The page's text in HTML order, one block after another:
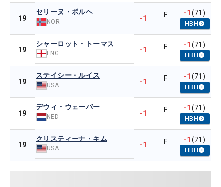
19
セリーヌ・ボルヘ
NOR -1 F -1(71)
HBH
19
シャーロット・トーマス
ENG -1 F -1(71)
HBH
19
ステイシー・ルイス
USA -1 F -1(71)
HBH
19
デウィ・ウェーバー
NED -1 F -1(71)
HBH
19
クリスティーナ・キム
USA -1 F -1(71)
HBH